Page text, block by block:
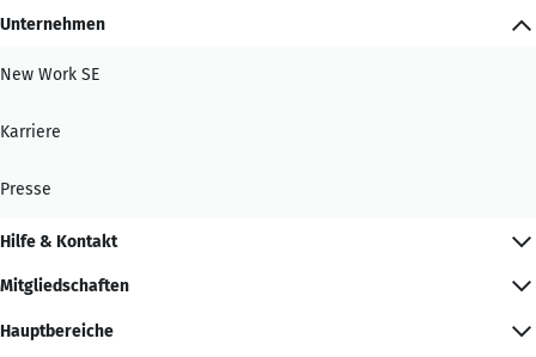
Unternehmen
New Work SE
Karriere
Presse
Hilfe & Kontakt
Mitgliedschaften
Hauptbereiche